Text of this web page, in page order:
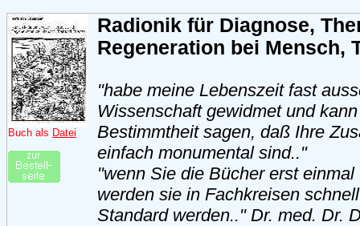
Buch als Datei
Radionik für Diagnose,
Regeneration bei Mensch,
"habe meine Lebenszeit fast
Wissenschaft gewidmet und
Bestimmtheit sagen, daß Ihre
einfach monumental sind.."
"wenn Sie die Bücher erst
werden sie in Fachkreisen
Standard werden.." Dr. med. Dr.